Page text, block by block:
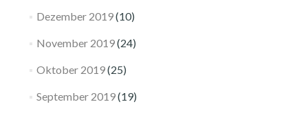
Dezember 2019(10)
November 2019(24)
Oktober 2019(25)
September 2019(19)